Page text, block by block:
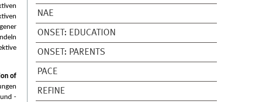
NAE
ONSET: EDUCATION
ONSET: PARENTS
PACE
REFINE
of
-